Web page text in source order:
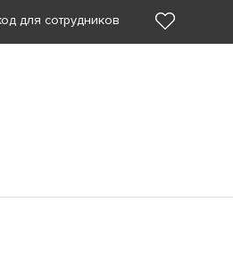
для сотрудников